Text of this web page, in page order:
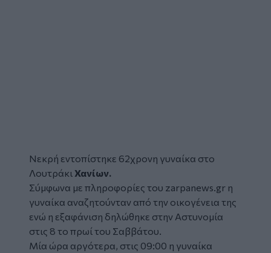
Νεκρή εντοπίστηκε 62χρονη γυναίκα στο
Λουτράκι Χανίων.
Σύμφωνα με πληροφορίες του zarpanews.gr η
γυναίκα αναζητούνταν από την οικογένεια της
ενώ η εξαφάνιση δηλώθηκε στην Αστυνομία
στις 8 το πρωί του Σαββάτου.
Μία ώρα αργότερα, στις 09:00 η γυναίκα